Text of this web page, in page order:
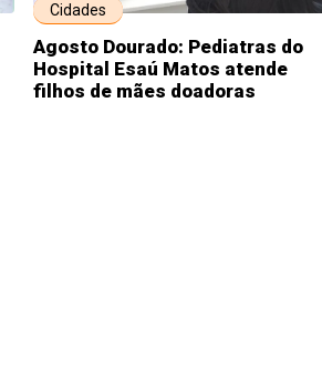
Cidades
Agosto Dourado: Pediatras do
Hospital Esaú Matos atende
filhos de mães doadoras